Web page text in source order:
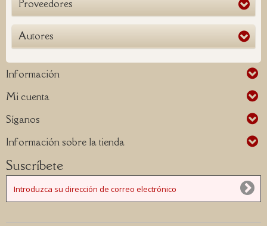
Proveedores
Autores
Información
Mi cuenta
Síganos
Información sobre la tienda
Suscríbete